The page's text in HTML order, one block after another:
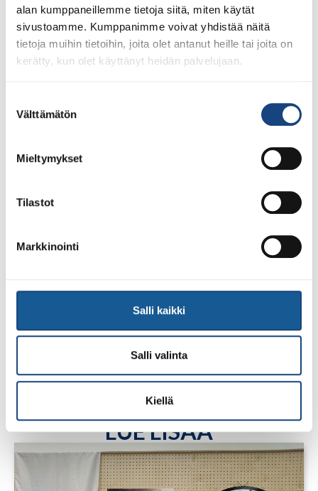
alan kumppaneillemme tietoja siitä, miten käytät
sivustoamme. Kumppanimme voivat yhdistää näitä
tietoja muihin tietoihin, joita olet antanut heille tai joita on
kerätty, kun olet käyttänyt heidän palvelujaan.
valinta
Välttämätön
Mieltymykset
Tilastot
Markkinointi
Salli kaikki
Salli valinta
Kiellä
1.8.2026 alkaen
Voit 1.8.2026 lähtien ostaa Judoliiton lisenssin kaudelle
1.8.2026 – 31.7.2027 Suomisportissa. Uuden kauden
LUE LISÄÄ